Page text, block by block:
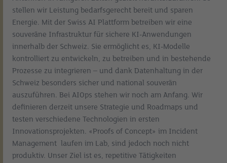
stellen wir Leistung bedarfsgerecht bereit und sparen
Energie. Mit der Swiss AI Plattform betreiben wir eine
souveräne Infrastruktur für sichere KI-Anwendungen
innerhalb der Schweiz. Sie ermöglicht es, KI-Modelle
kontrolliert zu entwickeln, zu betreiben und in bestehende
Prozesse zu integrieren – und dank Datenhaltung in der
Schweiz besonders sicher und national souverän
auszuführen. Bei AIOps stehen wir noch am Anfang. Wir
definieren derzeit unsere Strategie und Roadmaps und
testen verschiedene Technologien in ersten
Innovationsprojekten. «Proofs of Concept» im Incident
Management laufen im Lab, sind jedoch noch nicht
produktiv. Unser Ziel ist es, repetitive Tätigkeiten